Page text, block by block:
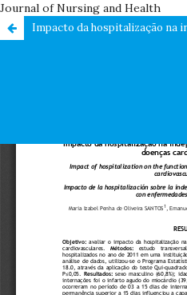
Journal of Nursing and Health